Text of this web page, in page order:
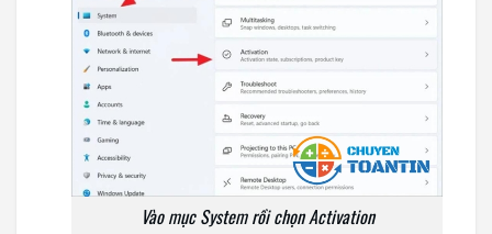
Vào mục System rồi chọn Activation